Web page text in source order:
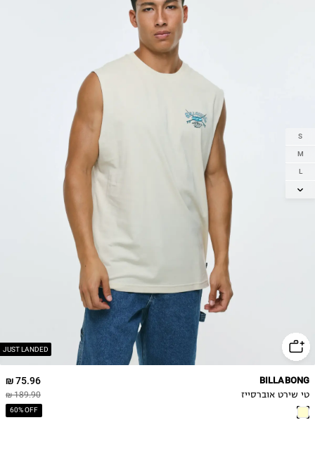
JUST LANDED
S
M
L
XL
75.96 ₪
189.90 ₪
60% OFF
BILLABONG
טי שירט אוברסייז